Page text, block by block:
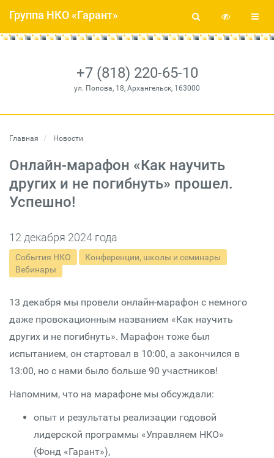
+7 (818) 220-65-10
ул. Попова, 18, Архангельск, 163000
Группа НКО «Гарант»
Главная Новости
Онлайн-марафон «Как научить
других и не погибнуть» прошел.
Успешно!
12 декабря 2024 года
События НКО
Конференции, школы и семинары
Вебинары
13 декабря мы провели онлайн-марафон с немного
даже провокационным названием «Как научить
других и не погибнуть». Марафон тоже был
испытанием, он стартовал в 10:00, а закончился в
13:00, но с нами было больше 90 участников!
Напомним, что на марафоне мы обсуждали:
опыт и результаты реализации годовой
лидерской программы «Управляем НКО»
(Фонд «Гарант»),